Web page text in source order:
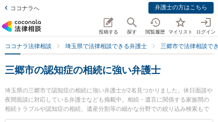
ココナラへ 弁護士の方はこちら
投稿する 探す 閲覧履歴 マイリスト ログイン
ココナラ法律相談 埼玉県で法律相談できる弁護士 三郷市で法律相談で
三郷市の認知症の相続に強い弁護士
埼玉県の三郷市で認知症の相続に強い弁護士が2名見つかりました。休日面談や
夜間面談に対応している弁護士なども掲載中。相続・遺言に関係する家族間の
相続トラブルや認知症の相続、遺産分割等の細かな分野での絞り込み検索もで
き便利です。特にみさと法律事務所の吉廣 慶子弁護士や三郷中央法律事務所の